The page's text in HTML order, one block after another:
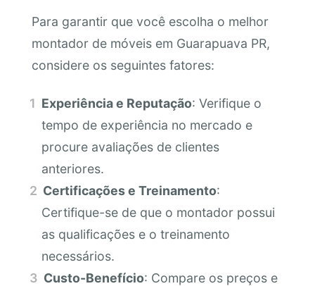
Para garantir que você escolha o melhor
montador de móveis em Guarapuava PR,
considere os seguintes fatores:
Experiência e Reputação: Verifique o
tempo de experiência no mercado e
procure avaliações de clientes
anteriores.
Certificações e Treinamento:
Certifique-se de que o montador possui
as qualificações e o treinamento
necessários.
Custo-Benefício: Compare os preços e